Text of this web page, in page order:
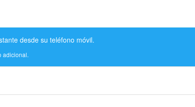
desde su teléfono móvil.
adicional.